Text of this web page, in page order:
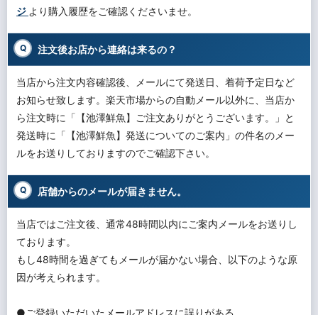
ジ より購入履歴をご確認くださいませ。
注文後お店から連絡は来るの？
当店から注文内容確認後、メールにて発送日、着荷予定日など
お知らせ致します。楽天市場からの自動メール以外に、当店か
ら注文時に「【池澤鮮魚】ご注文ありがとうございます。」と
発送時に「【池澤鮮魚】発送についてのご案内」の件名のメー
ルをお送りしておりますのでご確認下さい。
店舗からのメールが届きません。
当店ではご注文後、通常48時間以内にご案内メールをお送りし
ております。
もし48時間を過ぎてもメールが届かない場合、以下のような原
因が考えられます。
●ご登録いただいたメールアドレスに誤りがある